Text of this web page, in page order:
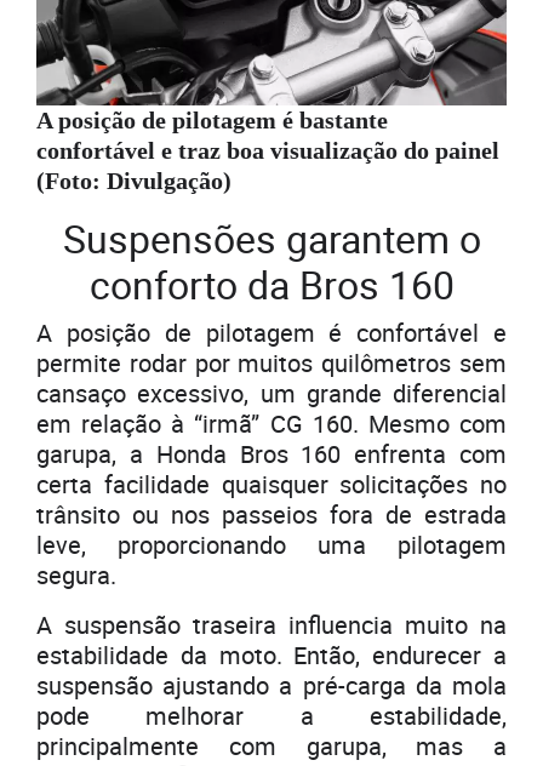
A posição de pilotagem é bastante
confortável e traz boa visualização do painel
(Foto: Divulgação)
Suspensões garantem o
conforto da Bros 160
A posição de pilotagem é confortável e
permite rodar por muitos quilômetros sem
cansaço excessivo, um grande diferencial
em relação à “irmã” CG 160. Mesmo com
garupa, a Honda Bros 160 enfrenta com
certa facilidade quaisquer solicitações no
trânsito ou nos passeios fora de estrada
leve, proporcionando uma pilotagem
segura.
A suspensão traseira influencia muito na
estabilidade da moto. Então, endurecer a
suspensão ajustando a pré-carga da mola
pode melhorar a estabilidade,
principalmente com garupa, mas a